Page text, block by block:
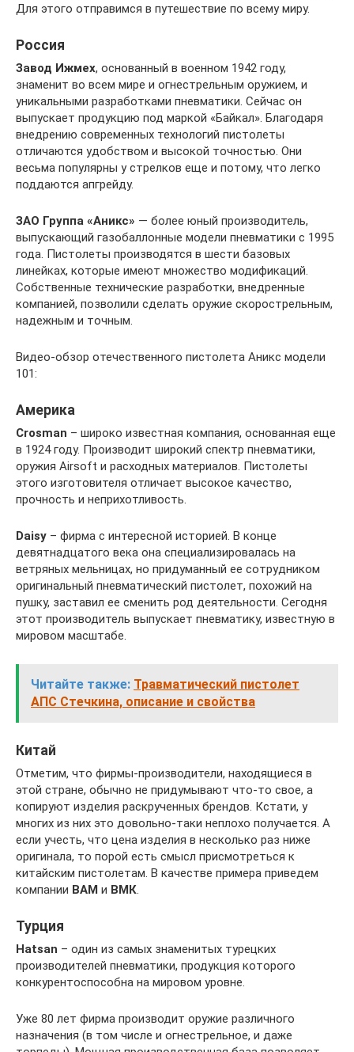
Для этого отправимся в путешествие по всему миру.
Россия
Завод Ижмех, основанный в военном 1942 году,
знаменит во всем мире и огнестрельным оружием, и
уникальными разработками пневматики. Сейчас он
выпускает продукцию под маркой «Байкал». Благодаря
внедрению современных технологий пистолеты
отличаются удобством и высокой точностью. Они
весьма популярны у стрелков еще и потому, что легко
поддаются апгрейду.
ЗАО Группа «Аникс» — более юный производитель,
выпускающий газобаллонные модели пневматики с 1995
года. Пистолеты производятся в шести базовых
линейках, которые имеют множество модификаций.
Собственные технические разработки, внедренные
компанией, позволили сделать оружие скорострельным,
надежным и точным.
Видео-обзор отечественного пистолета Аникс модели
101:
Америка
Crosman – широко известная компания, основанная еще
в 1924 году. Производит широкий спектр пневматики,
оружия Airsoft и расходных материалов. Пистолеты
этого изготовителя отличает высокое качество,
прочность и неприхотливость.
Daisy – фирма с интересной историей. В конце
девятнадцатого века она специализировалась на
ветряных мельницах, но придуманный ее сотрудником
оригинальный пневматический пистолет, похожий на
пушку, заставил ее сменить род деятельности. Сегодня
этот производитель выпускает пневматику, известную в
мировом масштабе.
Читайте также: Травматический пистолет
АПС Стечкина, описание и свойства
Китай
Отметим, что фирмы-производители, находящиеся в
этой стране, обычно не придумывают что-то свое, а
копируют изделия раскрученных брендов. Кстати, у
многих из них это довольно-таки неплохо получается. А
если учесть, что цена изделия в несколько раз ниже
оригинала, то порой есть смысл присмотреться к
китайским пистолетам. В качестве примера приведем
компании ВАМ и ВМК.
Турция
Hatsan – один из самых знаменитых турецких
производителей пневматики, продукция которого
конкурентоспособна на мировом уровне.
Уже 80 лет фирма производит оружие различного
назначения (в том числе и огнестрельное, и даже